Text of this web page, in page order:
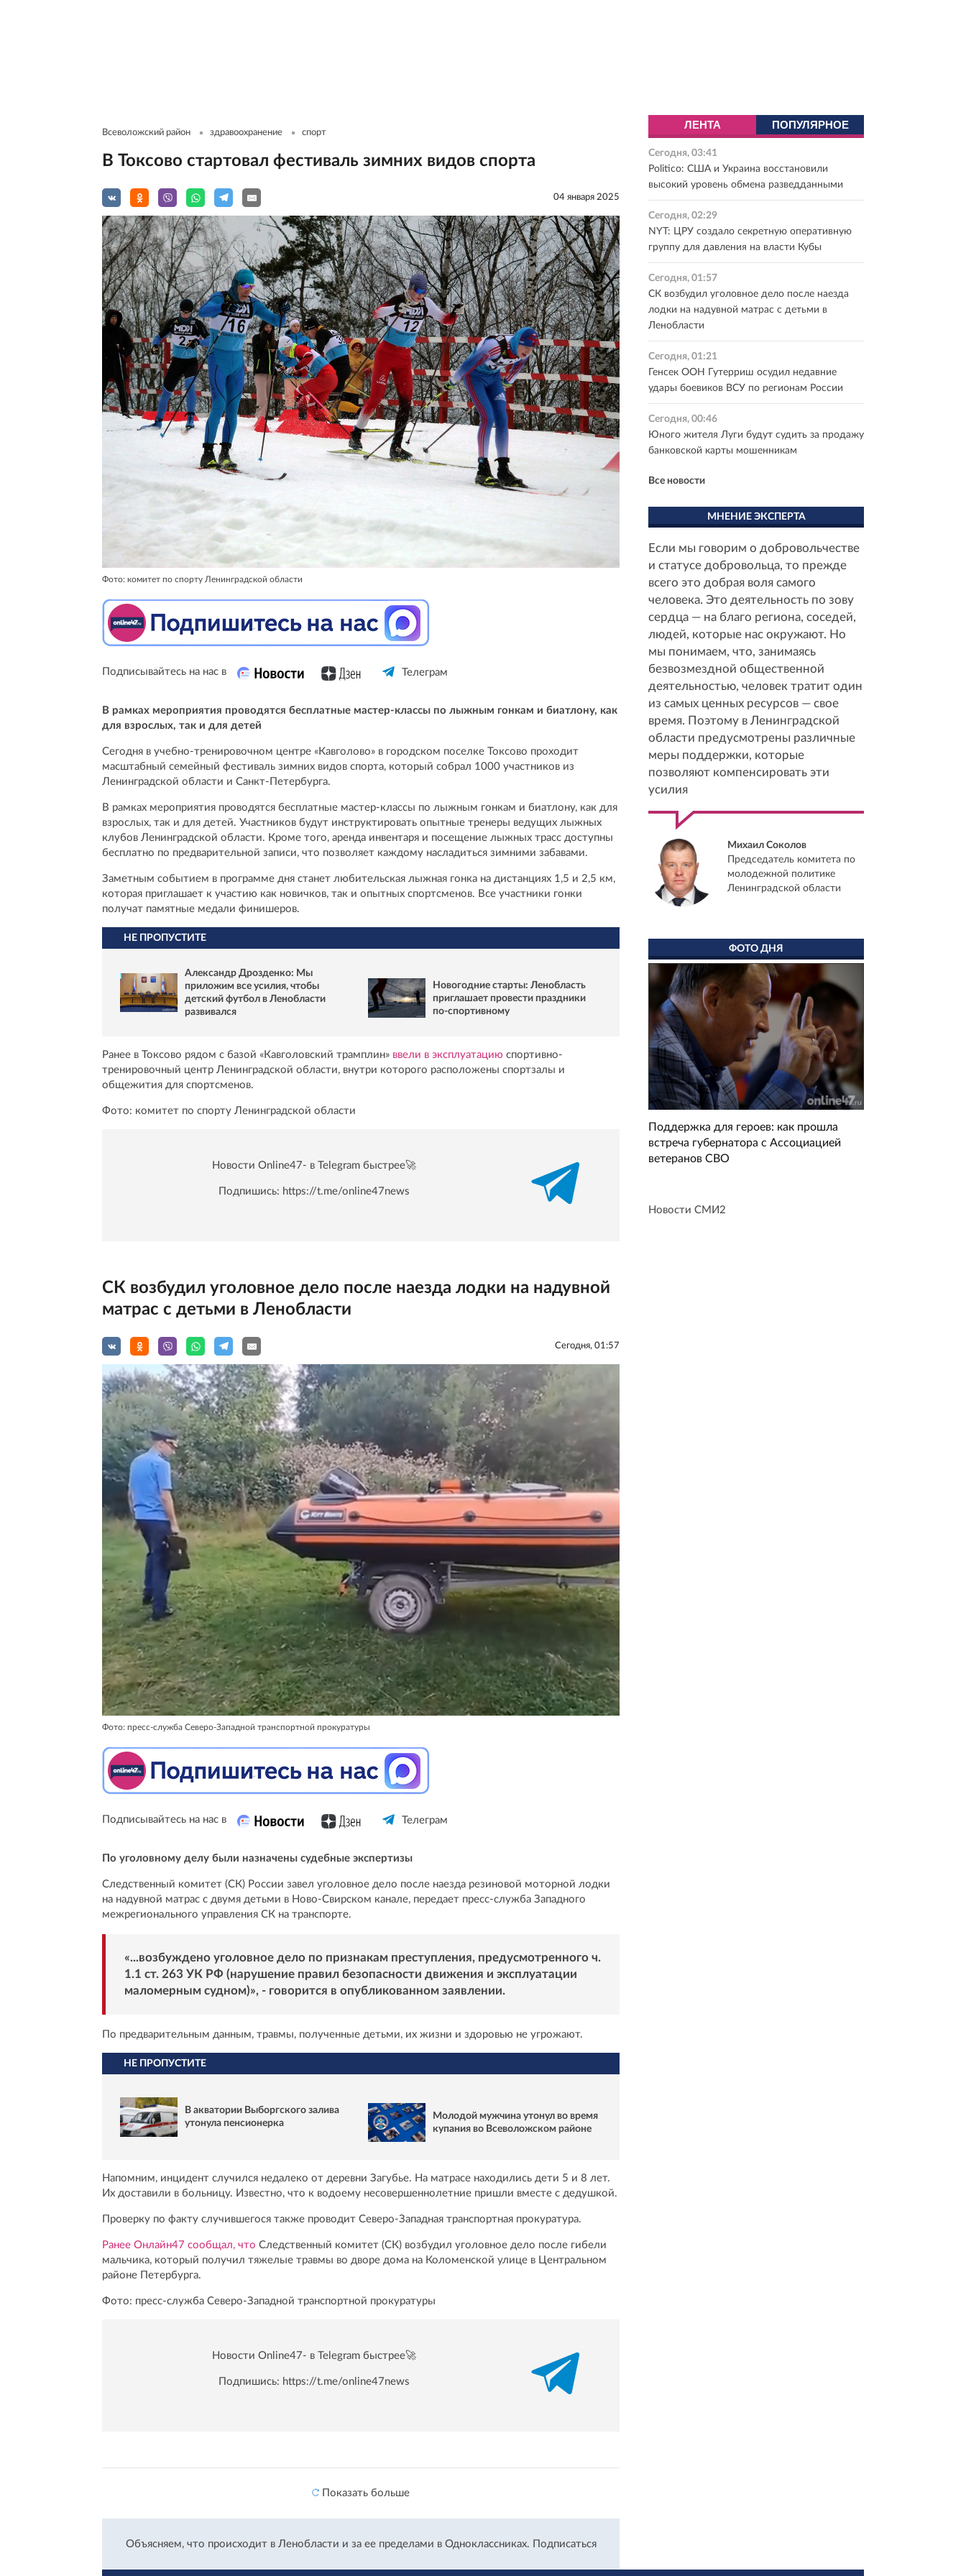
Всеволожский район здравоохранение спорт
В Токсово стартовал фестиваль зимних видов спорта
04 января 2025
Фото: комитет по спорту Ленинградской области
Подписывайтесь на нас в Телеграм
В рамках мероприятия проводятся бесплатные мастер-классы по лыжным гонкам и биатлону, как
для взрослых, так и для детей
Сегодня в учебно-тренировочном центре «Кавголово» в городском поселке Токсово проходит
масштабный семейный фестиваль зимних видов спорта, который собрал 1000 участников из
Ленинградской области и Санкт-Петербурга.
В рамках мероприятия проводятся бесплатные мастер-классы по лыжным гонкам и биатлону, как для
взрослых, так и для детей. Участников будут инструктировать опытные тренеры ведущих лыжных
клубов Ленинградской области. Кроме того, аренда инвентаря и посещение лыжных трасс доступны
бесплатно по предварительной записи, что позволяет каждому насладиться зимними забавами.
Заметным событием в программе дня станет любительская лыжная гонка на дистанциях 1,5 и 2,5 км,
которая приглашает к участию как новичков, так и опытных спортсменов. Все участники гонки
получат памятные медали финишеров.
НЕ ПРОПУСТИТЕ
Александр Дрозденко: Мы
приложим все усилия, чтобы
детский футбол в Ленобласти
развивался
Новогодние старты: Ленобласть
приглашает провести праздники
по-спортивному
Ранее в Токсово рядом с базой «Кавголовский трамплин» ввели в эксплуатацию спортивно-
тренировочный центр Ленинградской области, внутри которого расположены спортзалы и
общежития для спортсменов.
Фото: комитет по спорту Ленинградской области
Новости Online47- в Telegram быстрее🚀
Подпишись: https://t.me/online47news
СК возбудил уголовное дело после наезда лодки на надувной
матрас с детьми в Ленобласти
Сегодня, 01:57
Фото: пресс-служба Северо-Западной транспортной прокуратуры
Подписывайтесь на нас в Телеграм
По уголовному делу были назначены судебные экспертизы
Следственный комитет (СК) России завел уголовное дело после наезда резиновой моторной лодки
на надувной матрас с двумя детьми в Ново-Свирском канале, передает пресс-служба Западного
межрегионального управления СК на транспорте.
«...возбуждено уголовное дело по признакам преступления, предусмотренного ч.
1.1 ст. 263 УК РФ (нарушение правил безопасности движения и эксплуатации
маломерным судном)», - говорится в опубликованном заявлении.
По предварительным данным, травмы, полученные детьми, их жизни и здоровью не угрожают.
НЕ ПРОПУСТИТЕ
В акватории Выборгского залива
утонула пенсионерка
Молодой мужчина утонул во время
купания во Всеволожском районе
Напомним, инцидент случился недалеко от деревни Загубье. На матрасе находились дети 5 и 8 лет.
Их доставили в больницу. Известно, что к водоему несовершеннолетние пришли вместе с дедушкой.
Проверку по факту случившегося также проводит Северо-Западная транспортная прокуратура.
Ранее Онлайн47 сообщал, что Следственный комитет (СК) возбудил уголовное дело после гибели
мальчика, который получил тяжелые травмы во дворе дома на Коломенской улице в Центральном
районе Петербурга.
Фото: пресс-служба Северо-Западной транспортной прокуратуры
Новости Online47- в Telegram быстрее🚀
Подпишись: https://t.me/online47news
Показать больше
Объясняем, что происходит в Ленобласти и за ее пределами в Одноклассниках. Подписаться
ЛЕНТА ПОПУЛЯРНОЕ
Сегодня, 03:41
Politico: США и Украина восстановили
высокий уровень обмена разведданными
Сегодня, 02:29
NYT: ЦРУ создало секретную оперативную
группу для давления на власти Кубы
Сегодня, 01:57
СК возбудил уголовное дело после наезда
лодки на надувной матрас с детьми в
Ленобласти
Сегодня, 01:21
Генсек ООН Гутерриш осудил недавние
удары боевиков ВСУ по регионам России
Сегодня, 00:46
Юного жителя Луги будут судить за продажу
банковской карты мошенникам
Все новости
МНЕНИЕ ЭКСПЕРТА
Если мы говорим о добровольчестве
и статусе добровольца, то прежде
всего это добрая воля самого
человека. Это деятельность по зову
сердца — на благо региона, соседей,
людей, которые нас окружают. Но
мы понимаем, что, занимаясь
безвозмездной общественной
деятельностью, человек тратит один
из самых ценных ресурсов — свое
время. Поэтому в Ленинградской
области предусмотрены различные
меры поддержки, которые
позволяют компенсировать эти
усилия
Михаил Соколов
Председатель комитета по
молодежной политике
Ленинградской области
ФОТО ДНЯ
Поддержка для героев: как прошла
встреча губернатора с Ассоциацией
ветеранов СВО
Новости СМИ2